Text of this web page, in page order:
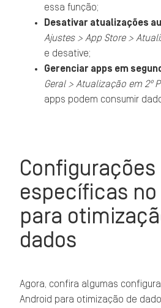
essa função;
Desativar atualizações
Ajustes > App Store >
e desative;
Gerenciar apps em
Geral > Atualização em 2º
apps podem consumir
Configurações
específicas no
para
dados
Agora, confira algumas
Android para otimização de